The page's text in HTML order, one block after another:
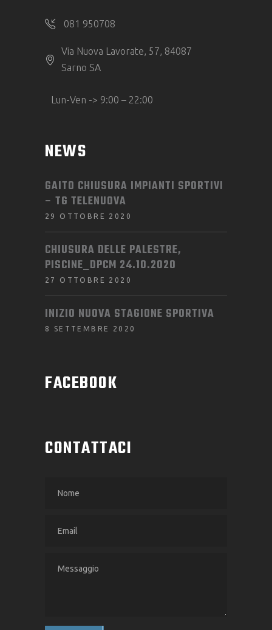
081 950708
Via Nuova Lavorate, 57, 84087
Sarno SA
Lun-Ven -> 9:00 – 22:00
NEWS
GAITO CHIUSURA IMPIANTI SPORTIVI
– TG TELENUOVA
29 OTTOBRE 2020
CHIUSURA DELLE PALESTRE,
PISCINE_DPCM 24.10.2020
27 OTTOBRE 2020
INIZIO NUOVA STAGIONE SPORTIVA
8 SETTEMBRE 2020
FACEBOOK
CONTATTACI